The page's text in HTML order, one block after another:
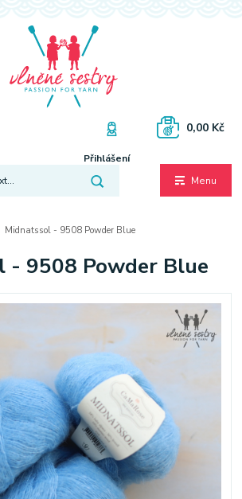
Menu
Přihlášení
0,00 Kč
Midnatssol - 9508 Powder Blue
- 9508 Powder Blue